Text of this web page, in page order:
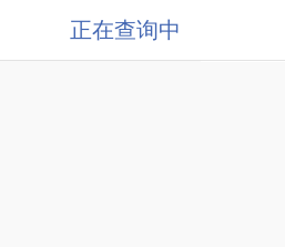
正在查询中